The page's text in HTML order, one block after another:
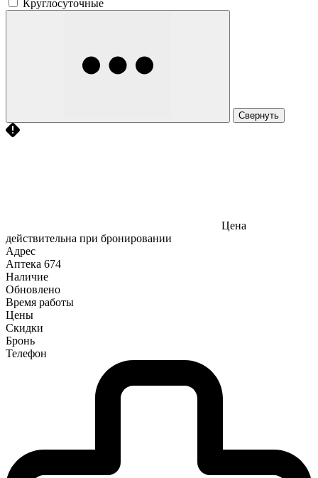
Круглосуточные
Свернуть
Цена
действительна при бронировании
Адрес
Аптека 674
Наличие
Обновлено
Время работы
Цены
Скидки
Бронь
Телефон